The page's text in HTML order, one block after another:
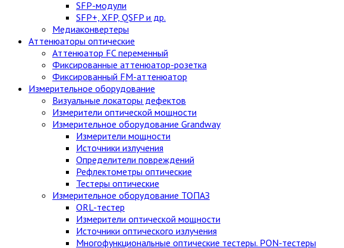
SFP-модули
SFP+, XFP, QSFP и др.
Медиаконвертеры
Аттенюаторы оптические
Аттенюатор FC переменный
Фиксированные аттенюатор-розетка
Фиксированный FM-аттенюатор
Измерительное оборудование
Визуальные локаторы дефектов
Измерители оптической мощности
Измерительное оборудование Grandway
Измерители мощности
Источники излучения
Определители повреждений
Рефлектометры оптические
Тестеры оптические
Измерительное оборудование ТОПАЗ
ORL-тестер
Измерители оптической мощности
Источники оптического излучения
Многофункциональные оптические тестеры. PON-тестеры